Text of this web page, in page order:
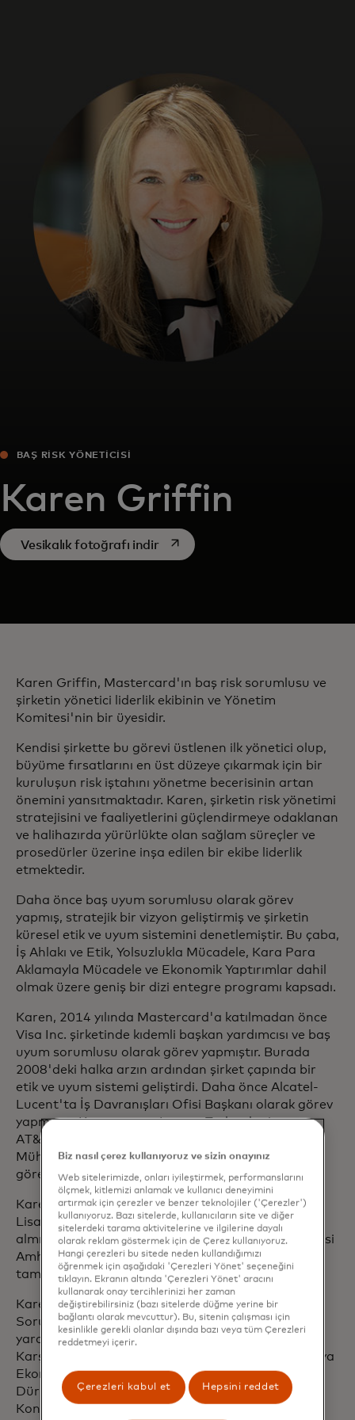
Za svijet
Za inovatore
Novosti i trendovi
BAŞ RISK YÖNETICISI
Karen Griffin
Vesikalık fotoğrafı indiropens in a new tab
Karen Griffin, Mastercard'ın baş risk sorumlusu ve
şirketin yönetici liderlik ekibinin ve Yönetim
Komitesi'nin bir üyesidir.
Kendisi şirkette bu görevi üstlenen ilk yönetici olup,
büyüme fırsatlarını en üst düzeye çıkarmak için bir
kuruluşun risk iştahını yönetme becerisinin artan
önemini yansıtmaktadır. Karen, şirketin risk yönetimi
stratejisini ve faaliyetlerini güçlendirmeye odaklanan
ve halihazırda yürürlükte olan sağlam süreçler ve
prosedürler üzerine inşa edilen bir ekibe liderlik
etmektedir.
Daha önce baş uyum sorumlusu olarak görev
yapmış, stratejik bir vizyon geliştirmiş ve şirketin
küresel etik ve uyum sistemini denetlemiştir. Bu çaba,
İş Ahlakı ve Etik, Yolsuzlukla Mücadele, Kara Para
Aklamayla Mücadele ve Ekonomik Yaptırımlar dahil
olmak üzere geniş bir dizi entegre programı kapsadı.
Karen, 2014 yılında Mastercard'a katılmadan önce
Visa Inc. şirketinde kıdemli başkan yardımcısı ve baş
uyum sorumlusu olarak görev yapmıştır. Burada
2008'deki halka arzın ardından şirket çapında bir
etik ve uyum sistemi geliştirdi. Daha önce Alcatel-
Lucent'ta İş Davranışları Ofisi Başkanı olarak görev
yapmıştır. Karen ayrıca Lucent Technologies ve
AT&T'de Ürün Yönetimi, Müşteri Teslimatı ve
Mühendislik dahil olmak üzere çeşitli iş liderliği
görevlerinde bulunmuştur.
Karen, Boston Üniversitesi'nden İşletme Yüksek
Lisansı ve Üretim Mühendisliği Yüksek Lisansı
almıştır. Lisans eğitimini Massachusetts Üniversitesi
Amherst Makine Mühendisliği Bölümü'nde
tamamlamıştır.
Karen, ICC Yolsuzlukla Mücadele ve Kurumsal
Sorumluluk Küresel Komisyonu'nun başkan
yardımcısı, Dünya Ekonomik Forumu Yolsuzluğa
Karşı Ortaklık Girişimi Yönlendirme Komitesi, Dünya
Ekonomik Forumu İyi Yönetişimin Geleceği, B20
Dürüstlük ve Uyum Görev Gücü, B20 Kadın Eylem
Konseyi, İş Dünyasında Çeşitlilik ve Kapsayıcılık ve
Biz nasıl çerez kullanıyoruz ve sizin onayınız
Web sitelerimizde, onları iyileştirmek, performanslarını
ölçmek, kitlemizi anlamak ve kullanıcı deneyimini
artırmak için çerezler ve benzer teknolojiler ('Çerezler')
kullanıyoruz. Bazı sitelerde, kullanıcıların site ve diğer
sitelerdeki tarama aktivitelerine ve ilgilerine dayalı
olarak reklam göstermek için de Çerez kullanıyoruz.
Hangi çerezleri bu sitede neden kullandığımızı
öğrenmek için aşağıdaki 'Çerezleri Yönet' seçeneğini
tıklayın. Ekranın altında 'Çerezleri Yönet' aracını
kullanarak onay tercihlerinizi her zaman
değiştirebilirsiniz (bazı sitelerde düğme yerine bir
bağlantı olarak mevcuttur). Bu, sitenin çalışması için
kesinlikle gerekli olanlar dışında bazı veya tüm Çerezleri
reddetmeyi içerir.
Çerezleri kabul et Hepsini reddet